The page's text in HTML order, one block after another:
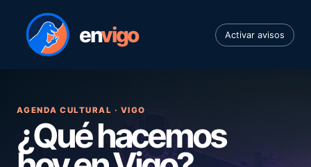
envigo Activar avisos
AGENDA CULTURAL · VIGO
¿Qué hacemos